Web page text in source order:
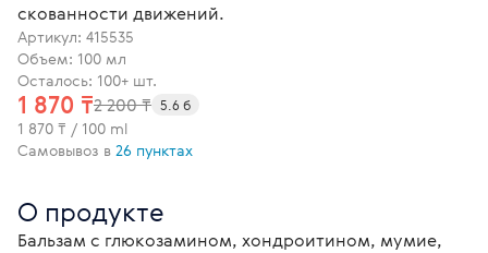
скованности движений.
Артикул: 415535
Объем: 100 мл
Осталось: 100+ шт.
1 870 ₸2 200 ₸ 5.6 б
1 870 ₸ / 100 ml
Самовывоз в 26 пунктах
О продукте
Бальзам с глюкозамином, хондроитином, мумие,